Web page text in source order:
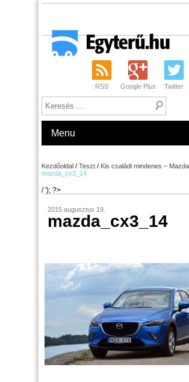
RSS Google Plus Twitter
Menu
Kezdőoldal / Teszt / Kis családi mindenes –
mazda_cx3_14
/ '); ?>
2015 augusztus 19.
mazda_cx3_14